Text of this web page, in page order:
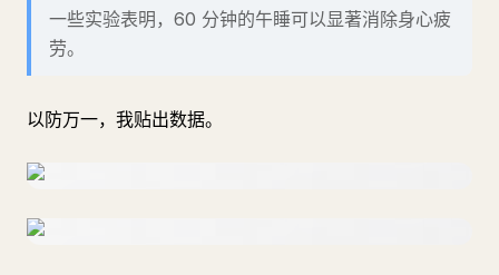
一些实验表明，60 分钟的午睡可以显著消除身心疲
劳。
以防万一，我贴出数据。